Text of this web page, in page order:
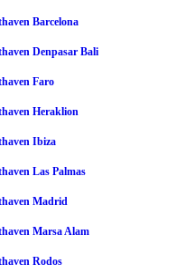
Barcelona
Denpasar Bali
Faro
Heraklion
Ibiza
Las Palmas
Madrid
Marsa Alam
Rodos